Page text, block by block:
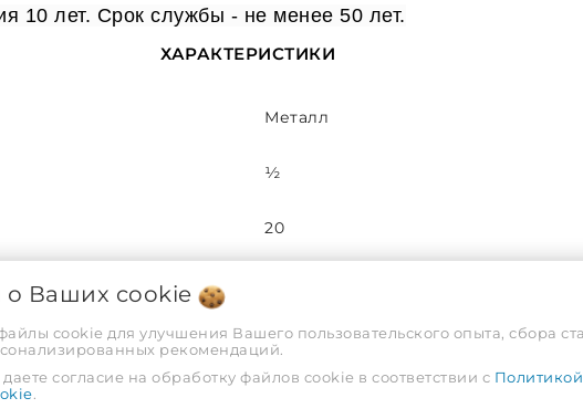
10 лет. Срок службы - не менее 50 лет.
ХАРАКТЕРИСТИКИ
Металл
½
20
РФ
ООО "АРВИОН", г. Гомель, ул.
о Ваших cookie
cookie для улучшения Вашего пользовательского опыта, сбора
рекомендаций.
согласие на обработку файлов cookie в соответствии с Политикой
.